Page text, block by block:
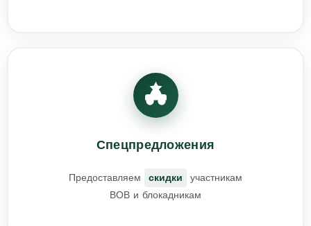
Спецпредложения
Предоставляем скидки
участникам
ВОВ и блокадникам